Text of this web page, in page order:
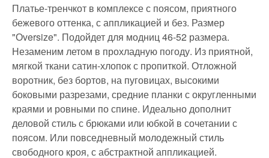
Платье-тренчкот в комплексе с поясом, приятного
бежевого оттенка, с аппликацией и без. Размер
"Оversize". Подойдет для модниц 46-52 размера.
Незаменим летом в прохладную погоду. Из приятной,
мягкой ткани сатин-хлопок с пропиткой. Отложной
воротник, без бортов, на пуговицах, высокими
боковыми разрезами, средние планки с округленными
краями и ровными по спине. Идеально дополнит
деловой стиль с брюками или юбкой в сочетании с
поясом. Или повседневный молодежный стиль
свободного кроя, с абстрактной аппликацией.